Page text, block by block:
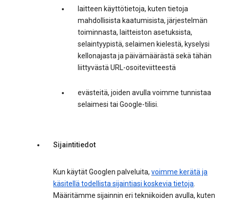
laitteen käyttötietoja, kuten tietoja
mahdollisista kaatumisista, järjestelmän
toiminnasta, laitteiston asetuksista,
selaintyypistä, selaimen kielestä, kyselysi
kellonajasta ja päivämäärästä sekä tähän
liittyvästä URL-osoiteviitteestä
evästeitä, joiden avulla voimme tunnistaa
selaimesi tai Google-tilisi.
Sijaintitiedot
Kun käytät Googlen palveluita, voimme kerätä ja
käsitellä todellista sijaintiasi koskevia tietoja.
Määritämme sijainnin eri tekniikoiden avulla, kuten